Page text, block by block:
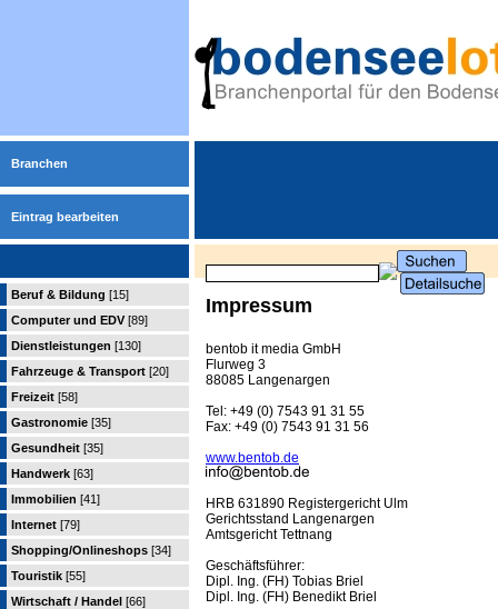
Branchen
Eintrag bearbeiten
Beruf & Bildung [15]
Computer und EDV [89]
Dienstleistungen [130]
Fahrzeuge & Transport [20]
Freizeit [58]
Gastronomie [35]
Gesundheit [35]
Handwerk [63]
Immobilien [41]
Internet [79]
Shopping/Onlineshops [34]
Touristik [55]
Wirtschaft / Handel [66]
Impressum
bentob it media GmbH
Flurweg 3
88085 Langenargen
Tel: +49 (0) 7543 91 31 55
Fax: +49 (0) 7543 91 31 56
www.bentob.de
HRB 631890 Registergericht Ulm
Gerichtsstand Langenargen
Amtsgericht Tettnang
Geschäftsführer:
Dipl. Ing. (FH) Tobias Briel
Dipl. Ing. (FH) Benedikt Briel